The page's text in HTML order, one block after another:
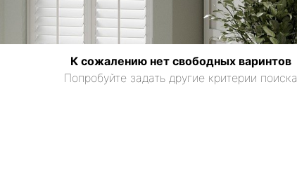
К сожалению нет свободных варинтов
Попробуйте задать другие критерии поиска